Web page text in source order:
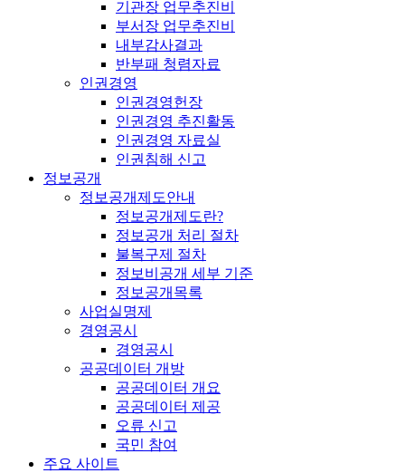
기관장 업무추진비
부서장 업무추진비
내부감사결과
반부패 청렴자료
인권경영
인권경영헌장
인권경영 추진활동
인권경영 자료실
인권침해 신고
정보공개
정보공개제도안내
정보공개제도란?
정보공개 처리 절차
불복구제 절차
정보비공개 세부 기준
정보공개목록
사업실명제
경영공시
경영공시
공공데이터 개방
공공데이터 개요
공공데이터 제공
오류 신고
국민 참여
주요 사이트